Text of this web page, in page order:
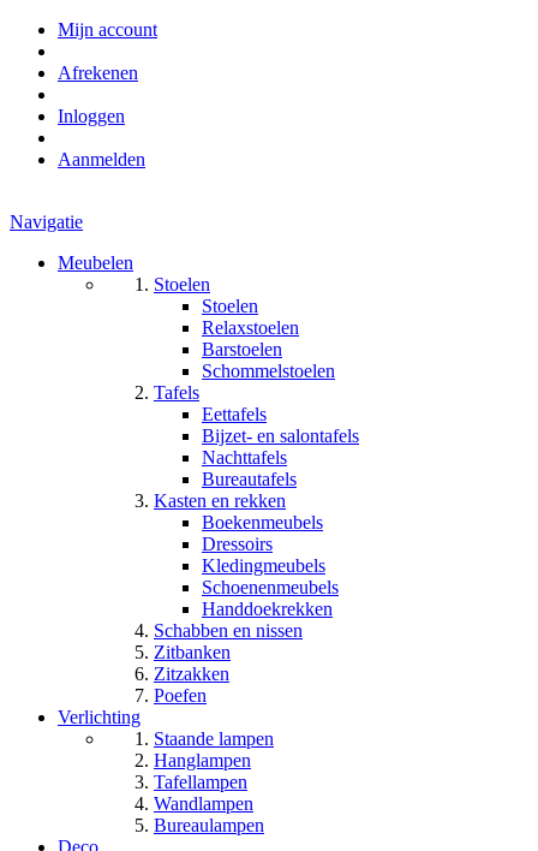
Mijn account
Afrekenen
Inloggen
Aanmelden
Navigatie
Meubelen
Stoelen
Stoelen
Relaxstoelen
Barstoelen
Schommelstoelen
Tafels
Eettafels
Bijzet- en salontafels
Nachttafels
Bureautafels
Kasten en rekken
Boekenmeubels
Dressoirs
Kledingmeubels
Schoenenmeubels
Handdoekrekken
Schabben en nissen
Zitbanken
Zitzakken
Poefen
Verlichting
Staande lampen
Hanglampen
Tafellampen
Wandlampen
Bureaulampen
Deco